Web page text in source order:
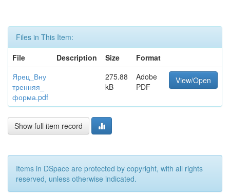
Files in This Item:
File
Description Size
Format
Ярец_Вну
тренняя_
форма.pdf
275.88
kB
Adobe
PDF
View/Open
Show full item record
Items in DSpace are protected by copyright, with all rights
reserved, unless otherwise indicated.